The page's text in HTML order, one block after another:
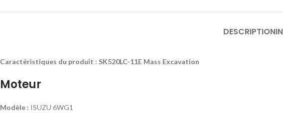
DESCRIPTION
Caractéristiques du produit : SK520LC-11E Mass Excavation
Moteur
Modèle : ISUZU 6WG1